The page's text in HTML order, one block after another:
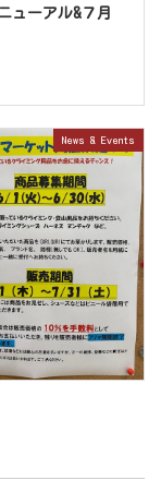
ューアル&７月
News & Events